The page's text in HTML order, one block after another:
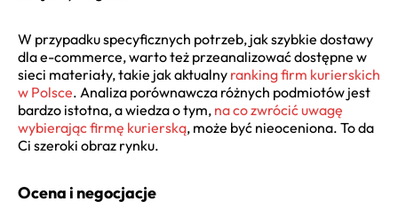
W przypadku specyficznych potrzeb, jak szybkie dostawy
dla e-commerce, warto też przeanalizować dostępne w
sieci materiały, takie jak aktualny ranking firm kurierskich
w Polsce. Analiza porównawcza różnych podmiotów jest
bardzo istotna, a wiedza o tym, na co zwrócić uwagę
wybierając firmę kurierską, może być nieoceniona. To da
Ci szeroki obraz rynku.
Ocena i negocjacje